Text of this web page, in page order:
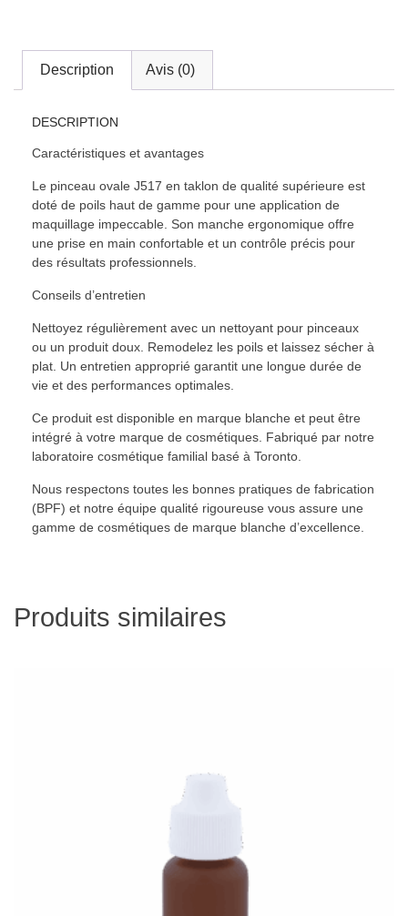
Description Avis (0)
DESCRIPTION
Caractéristiques et avantages
Le pinceau ovale J517 en taklon de qualité supérieure est
doté de poils haut de gamme pour une application de
maquillage impeccable. Son manche ergonomique offre
une prise en main confortable et un contrôle précis pour
des résultats professionnels.
Conseils d’entretien
Nettoyez régulièrement avec un nettoyant pour pinceaux
ou un produit doux. Remodelez les poils et laissez sécher à
plat. Un entretien approprié garantit une longue durée de
vie et des performances optimales.
Ce produit est disponible en marque blanche et peut être
intégré à votre marque de cosmétiques. Fabriqué par notre
laboratoire cosmétique familial basé à Toronto.
Nous respectons toutes les bonnes pratiques de fabrication
(BPF) et notre équipe qualité rigoureuse vous assure une
gamme de cosmétiques de marque blanche d’excellence.
Produits similaires